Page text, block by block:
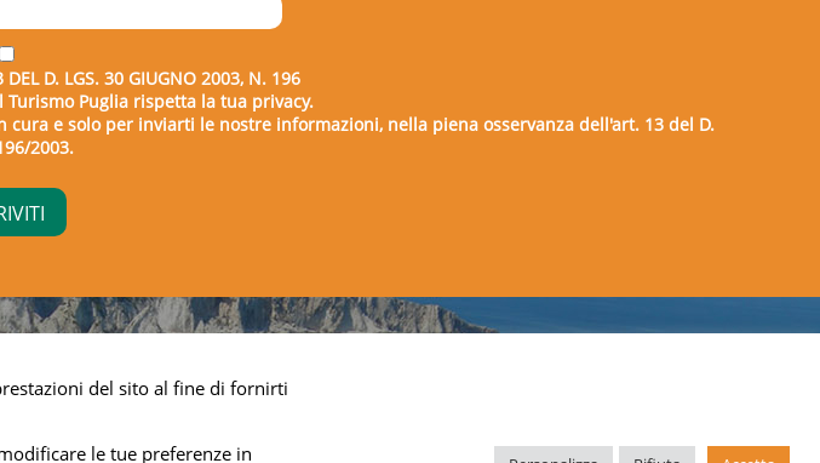
DEL D. LGS. 30 GIUGNO 2003, N. 196
Puglia rispetta la tua privacy.
e solo per inviarti le nostre informazioni, nella piena osservanza dell'art. 13 del D.
2003.
cookie
del sito al fine di fornirti
le tue preferenze in